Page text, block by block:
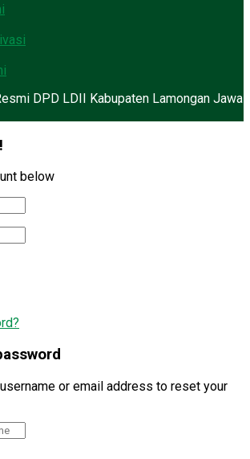
DPD LDII Kabupaten Lamongan Jawa
below
or email address to reset your